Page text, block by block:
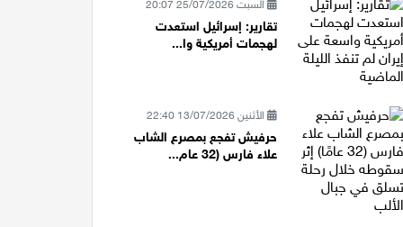
السبت 25/07/2026 20:07
تقارير: إسرائيل استعدت
لهجمات أمريكية وا...
الأثنين 13/07/2026 22:40
حرفيش تفجع بمصرع الشاب
علاء فارس (32 عام...